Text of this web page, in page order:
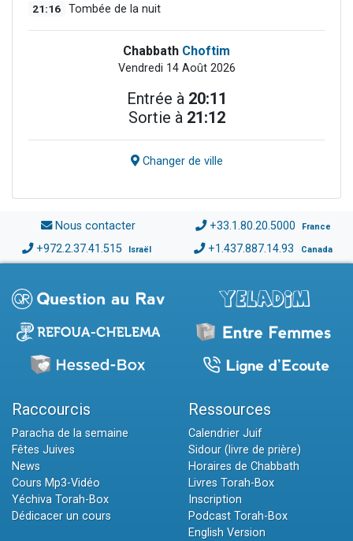
21:16 Tombée de la nuit
Chabbath Choftim
Vendredi 14 Août 2026
Entrée à 20:11
Sortie à 21:12
Changer de ville
Nous contacter +33.1.80.20.5000 France
+972.2.37.41.515 Israël +1.437.887.14.93 Canada
Raccourcis
Paracha de la semaine
Fêtes Juives
News
Cours Mp3-Vidéo
Yéchiva Torah-Box
Dédicacer un cours
Ressources
Calendrier Juif
Sidour (livre de prière)
Horaires de Chabbath
Livres Torah-Box
Inscription
Podcast Torah-Box
English Version